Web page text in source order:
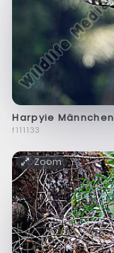
Harpyie Männchen
f111133
Zoom